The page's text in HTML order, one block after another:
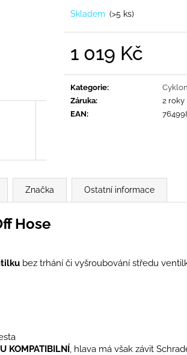
Skladem (>5 ks)
1 019 Kč
Kategorie:
Záruka:
2 roky
EAN:
Značka Ostatní informace
Hose
bez trhání či vyšroubování středu
KOMPATIBILNÍ , hlava má však závit